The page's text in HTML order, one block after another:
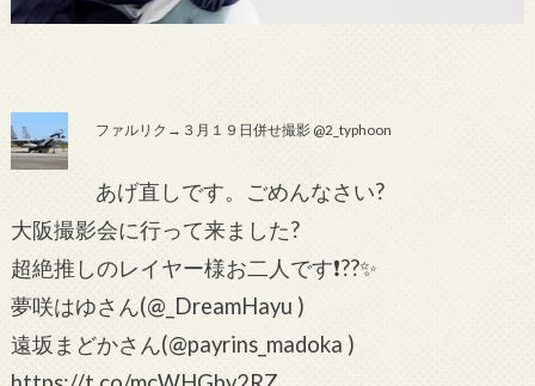
ファルリク→３月１９日併せ撮影 @2_typhoon
あげ直しです。ごめんなさい?
大阪撮影会に行って来ました?
超絶推しのレイヤー様お二人です❗??✨
夢咲はゆさん(@_DreamHayu )
遠坂まどかさん(@payrins_madoka )